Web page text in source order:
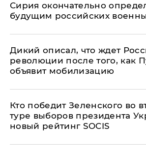
Сирия окончательно
будущим российских
Дикий описал, что ждет
революции после того, как
объявит мобилизацию
Кто победит Зеленского во
туре выборов президента
новый рейтинг SOCIS